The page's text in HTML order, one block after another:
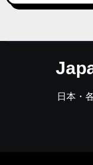
日本・